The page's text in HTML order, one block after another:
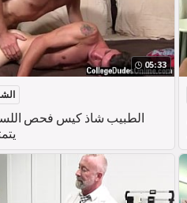
05:33
الطبيب شاذ كيس فحص